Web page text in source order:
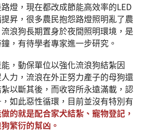
燈，現在都改成節能高效率的LED
昇，很多農民抱怨路燈照明亂了農
浪狗長期置身於夜間照明環境，是
，有待學者專家進一步研究。
，動保單位以強化流浪狗結紮因
力，流浪在外正努力產子的母狗還
以斷其後，而收容所永遠滿載，認
如此惡性循環，目前並沒有特別有
的就是配合家犬結紮、寵物登記，
繁衍的幫凶。